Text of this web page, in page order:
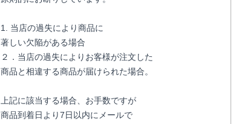
1. 当店の過失により商品に
著しい欠陥がある場合
２．当店の過失によりお客様が注文した
商品と相違する商品が届けられた場合。
上記に該当する場合、お手数ですが
商品到着日より7日以内にメールで